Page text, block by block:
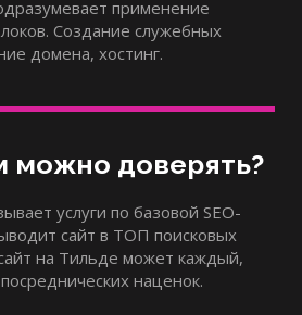
применение
Создание служебных
домена, хостинг.
можно доверять?
услуги по базовой SEO-
сайт в ТОП поисковых
на Тильде может каждый,
наценок.